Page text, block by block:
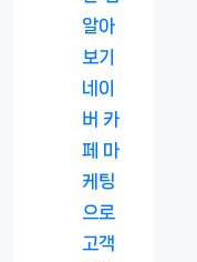
알아
보기
네이
버 카
페 마
케팅
으로
고객